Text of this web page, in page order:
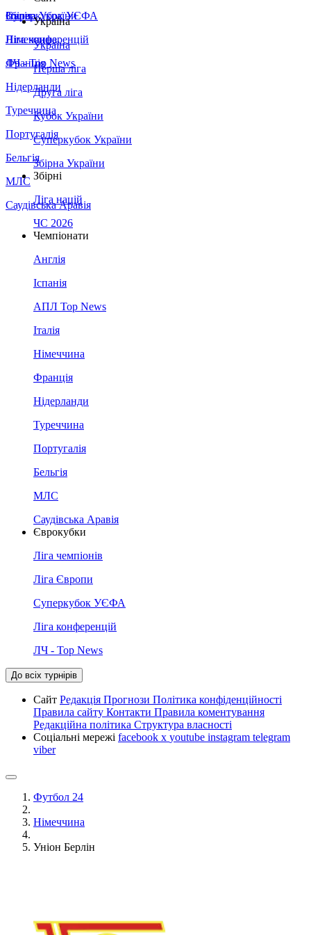
Збірна України
Італія
Німеччина
Франція
Нідерланди
Туреччина
Португалія
Бельгія
МЛС
Саудівська Аравія
Суперкубок УЄФА
Ліга конференцій
ЛЧ - Top News
Україна
Україна
Перша ліга
Друга ліга
Кубок України
Суперкубок України
Збірна України
Збірні
Ліга націй
ЧС 2026
Чемпіонати
Англія
Іспанія
АПЛ Top News
Італія
Німеччина
Франція
Нідерланди
Туреччина
Португалія
Бельгія
МЛС
Саудівська Аравія
Єврокубки
Ліга чемпіонів
Ліга Європи
Суперкубок УЄФА
Ліга конференцій
ЛЧ - Top News
До всіх турнірів
Сайт Редакція Прогнози Політика конфіденційності
Правила сайту Контакти Правила коментування
Редакційна політика Структура власності
Соціальні мережі facebook x youtube instagram telegram
viber
Футбол 24
Німеччина
Уніон Берлін